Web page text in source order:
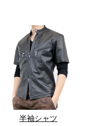
半袖シャツ